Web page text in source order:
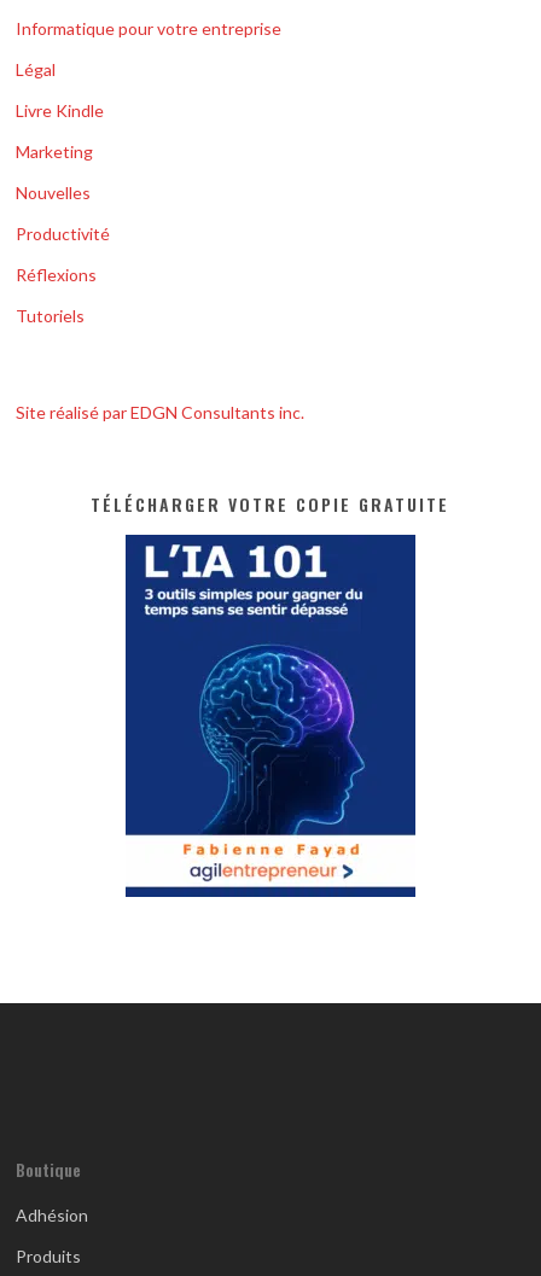
Informatique pour votre entreprise
Légal
Livre Kindle
Marketing
Nouvelles
Productivité
Réflexions
Tutoriels
Site réalisé par EDGN Consultants inc.
TÉLÉCHARGER VOTRE COPIE GRATUITE
Boutique
Adhésion
Produits